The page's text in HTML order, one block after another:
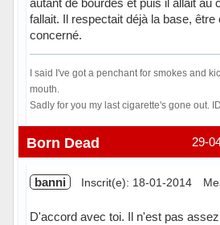
autant de bourdes et puis il allait au
fallait. Il respectait déjà la base, être
concerné.
I said I've got a penchant for smokes and
mouth.
Sadly for you my last cigarette's gone out.
Hors ligne 29-
Born Dead
banni Inscrit(e): 18-01-2014
D'accord avec toi. Il n'est pas